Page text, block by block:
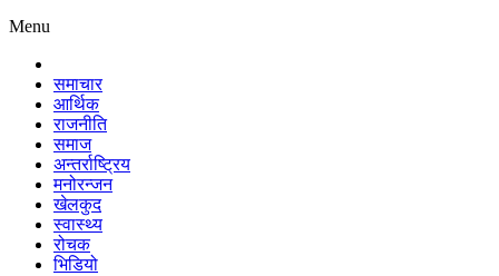
Menu
समाचार
आर्थिक
राजनीति
समाज
अन्तर्राष्ट्रिय
मनोरन्जन
खेलकुद
स्वास्थ्य
रोचक
भिडियो